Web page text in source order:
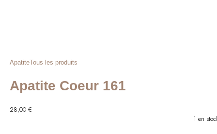
ApatiteTous les produits
Apatite Coeur 161
28,00 €
1 en